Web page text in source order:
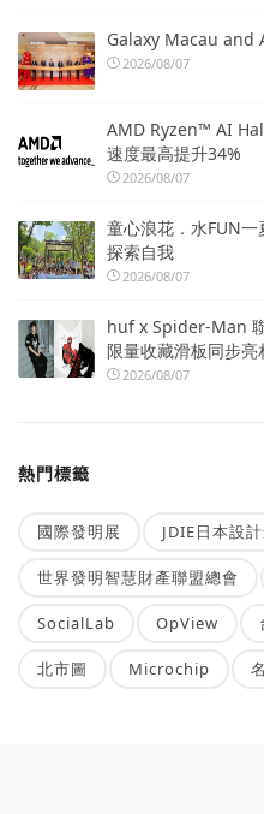
Galaxy Macau and
2026/08/07
AMD Ryzen™ AI
速度最高提升34%
2026/08/07
童心浪花．水FUN
探索自我
2026/08/07
huf x Spider-Man
限量收藏滑板同步亮
2026/08/07
熱門標籤
國際發明展 JDIE日本設
世界發明智慧財產聯盟總會
SocialLab OpView
北市圖 Microchip